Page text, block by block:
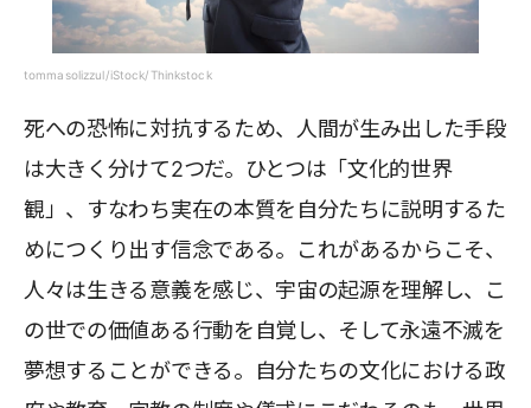
tommasolizzul/iStock/Thinkstock
死への恐怖に対抗するため、人間が生み出した手段
は大きく分けて2つだ。ひとつは「文化的世界
観」、すなわち実在の本質を自分たちに説明するた
めにつくり出す信念である。これがあるからこそ、
人々は生きる意義を感じ、宇宙の起源を理解し、こ
の世での価値ある行動を自覚し、そして永遠不滅を
夢想することができる。自分たちの文化における政